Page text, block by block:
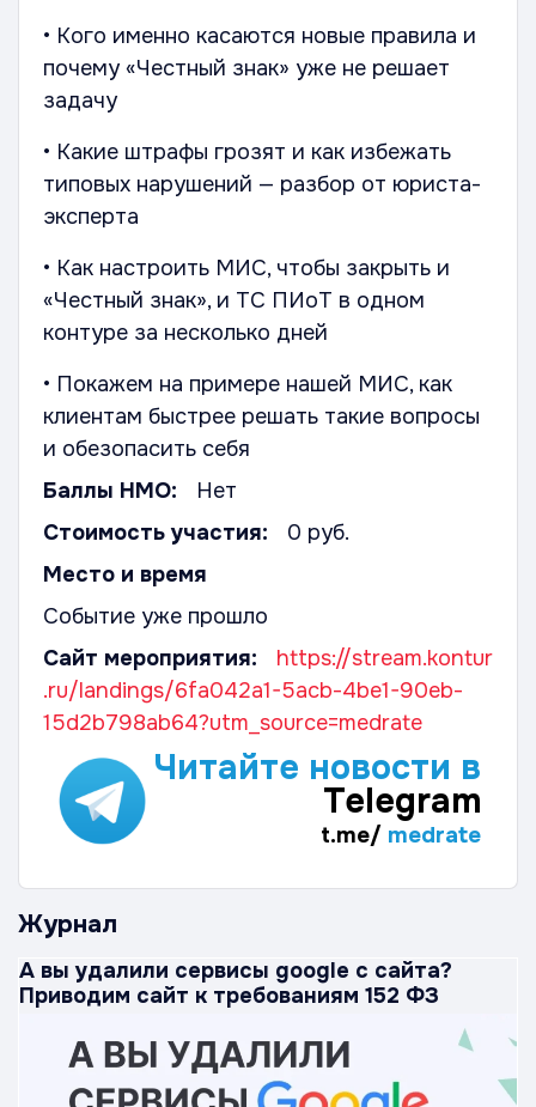
• Кого именно касаются новые правила и
почему «Честный знак» уже не решает
задачу
• Какие штрафы грозят и как избежать
типовых нарушений — разбор от юриста-
эксперта
• Как настроить МИС, чтобы закрыть и
«Честный знак», и ТС ПИоТ в одном
контуре за несколько дней
• Покажем на примере нашей МИС, как
клиентам быстрее решать такие вопросы
и обезопасить себя
Баллы НМО:
Нет
Стоимость участия:
0 руб.
Место и время
Событие уже прошло
Сайт мероприятия:
https://stream.kontur
.ru/landings/6fa042a1-5acb-4be1-90eb-
15d2b798ab64?utm_source=medrate
Читайте новости в
Telegram
t.me/ medrate
Журнал
А вы удалили сервисы google с сайта?
Приводим сайт к требованиям 152 ФЗ